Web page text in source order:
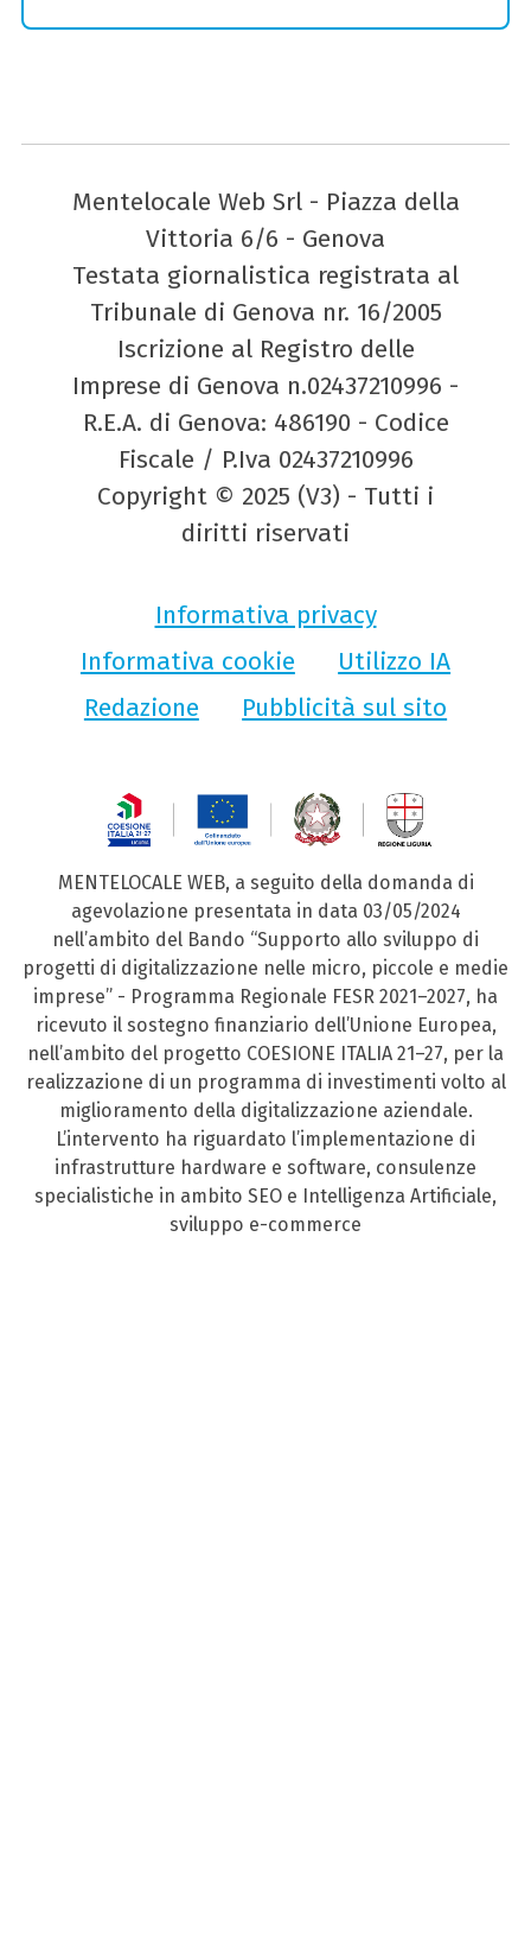
Mentelocale Web Srl - Piazza della
Vittoria 6/6 - Genova
Testata giornalistica registrata al
Tribunale di Genova nr. 16/2005
Iscrizione al Registro delle
Imprese di Genova n.02437210996 -
R.E.A. di Genova: 486190 - Codice
Fiscale / P.Iva 02437210996
Copyright © 2025 (V3) - Tutti i
diritti riservati
Informativa privacy
Informativa cookie
Utilizzo IA
Redazione
Pubblicità sul sito
MENTELOCALE WEB, a seguito della domanda di
agevolazione presentata in data 03/05/2024
nell’ambito del Bando “Supporto allo sviluppo di
progetti di digitalizzazione nelle micro, piccole e medie
imprese” - Programma Regionale FESR 2021–2027, ha
ricevuto il sostegno finanziario dell’Unione Europea,
nell’ambito del progetto COESIONE ITALIA 21–27, per la
realizzazione di un programma di investimenti volto al
miglioramento della digitalizzazione aziendale.
L’intervento ha riguardato l’implementazione di
infrastrutture hardware e software, consulenze
specialistiche in ambito SEO e Intelligenza Artificiale,
sviluppo e-commerce